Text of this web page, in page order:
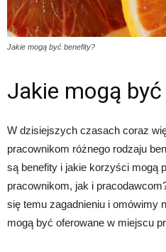
Jakie mogą być benefity?
Jakie mogą
W dzisiejszych czasach coraz
pracownikom różnego rodzaju
są benefity i jakie korzyści mogą
pracownikom, jak i
się temu zagadnieniu i omówimy
mogą być oferowane w miejscu